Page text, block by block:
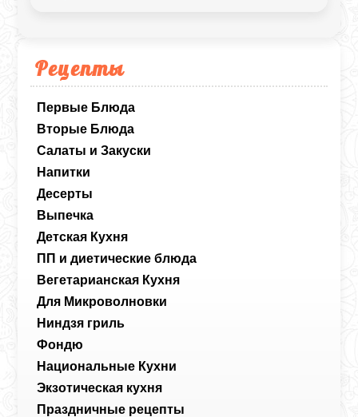
Рецепты
Первые Блюда
Вторые Блюда
Салаты и Закуски
Напитки
Десерты
Выпечка
Детская Кухня
ПП и диетические блюда
Вегетарианская Кухня
Для Микроволновки
Ниндзя гриль
Фондю
Национальные Кухни
Экзотическая кухня
Праздничные рецепты